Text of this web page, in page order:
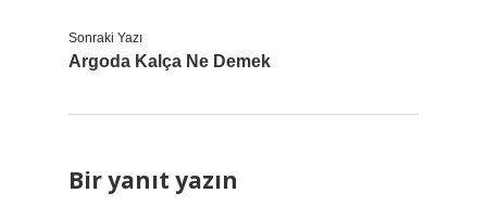
Sonraki Yazı
Argoda Kalça Ne Demek
Bir yanıt yazın